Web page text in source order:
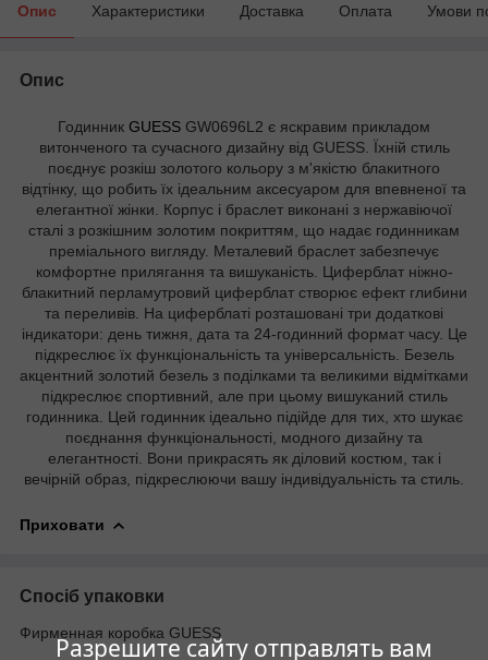
Разрешите сайту отправлять вам
Опис Характеристики Доставка Оплата Умови
Опис
Годинник GUESS GW0696L2 є яскравим прикладом
витонченого та сучасного дизайну від GUESS. Їхній стиль
поєднує розкіш золотого кольору з м'якістю блакитного
відтінку, що робить їх ідеальним аксесуаром для впевненої та
елегантної жінки. Корпус і браслет виконані з нержавіючої
сталі з розкішним золотим покриттям, що надає годинникам
преміального вигляду. Металевий браслет забезпечує
комфортне прилягання та вишуканість. Циферблат ніжно-
блакитний перламутровий циферблат створює ефект глибини
та переливів. На циферблаті розташовані три додаткові
індикатори: день тижня, дата та 24-годинний формат часу. Це
підкреслює їх функціональність та універсальність. Безель
акцентний золотий безель з поділками та великими відмітками
підкреслює спортивний, але при цьому вишуканий стиль
годинника. Цей годинник ідеально підійде для тих, хто шукає
поєднання функціональності, модного дизайну та
елегантності. Вони прикрасять як діловий костюм, так і
вечірній образ, підкреслюючи вашу індивідуальність та стиль.
Приховати
Спосіб упаковки
Фирменная коробка GUESS